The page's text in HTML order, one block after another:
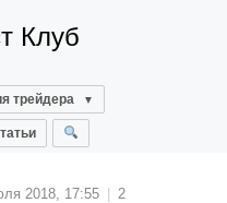
Клуб
трейдера
2018, 17:55
2